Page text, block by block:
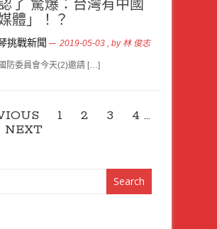
了 驚爆：台灣有中國
體」！？
挑戰新聞 2019-05-03 , by 林 俊志
防委員會今天(2)邀請 […]
1 2 3 4 …
NEXT